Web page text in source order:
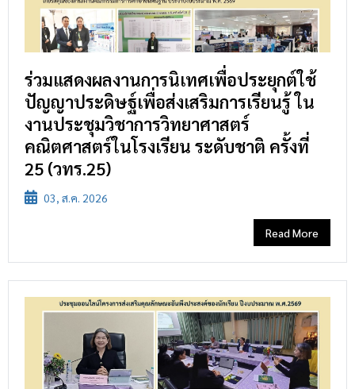
ร่วมแสดงผลงานการนิเทศเพื่อประยุกต์ใช้
ปัญญาประดิษฐ์เพื่อส่งเสริมการเรียนรู้ ใน
งานประชุมวิชาการวิทยาศาสตร์
คณิตศาสตร์ในโรงเรียน ระดับชาติ ครั้งที่
25 (วทร.25)
03, ส.ค. 2026
Read More